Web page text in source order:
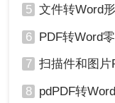
5 文件转Word形式：
6 PDF转Word零成
7 扫描件和图片
8 pdPDF转Word